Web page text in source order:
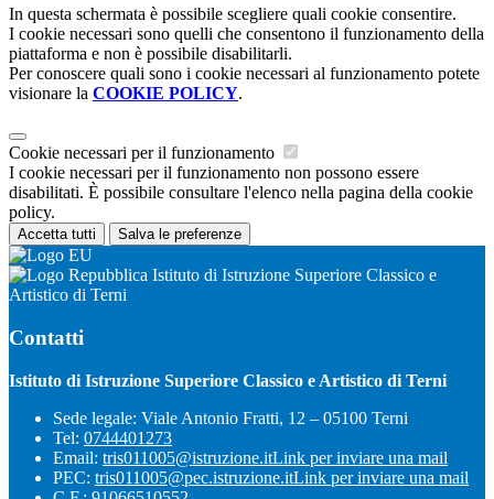
In questa schermata è possibile scegliere quali cookie consentire.
I cookie necessari sono quelli che consentono il funzionamento della
piattaforma e non è possibile disabilitarli.
Per conoscere quali sono i cookie necessari al funzionamento potete
visionare la COOKIE POLICY.
Cookie necessari per il funzionamento
I cookie necessari per il funzionamento non possono essere
disabilitati. È possibile consultare l'elenco nella pagina della cookie
policy.
Accetta tutti Salva le preferenze
Istituto di Istruzione Superiore Classico e
Artistico di Terni
Contatti
Istituto di Istruzione Superiore Classico e Artistico di Terni
Sede legale: Viale Antonio Fratti, 12 – 05100 Terni
Tel: 0744401273
Email: tris011005@istruzione.itLink per inviare una mail
PEC: tris011005@pec.istruzione.itLink per inviare una mail